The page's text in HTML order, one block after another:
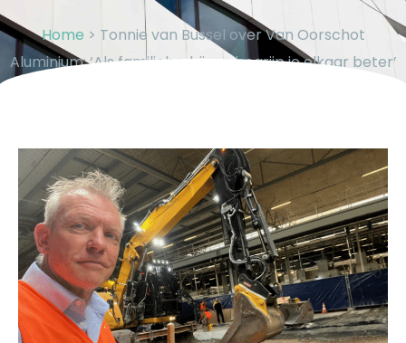
Home > Tonnie van Bussel over Van Oorschot
Aluminium: ‘Als familiebedrijven begrijp je elkaar beter’